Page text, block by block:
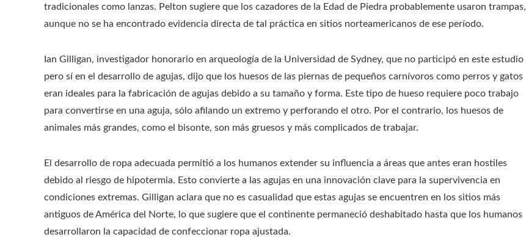
tradicionales como lanzas. Pelton sugiere que los cazadores de la Edad de Piedra probablemente usaron trampas,
aunque no se ha encontrado evidencia directa de tal práctica en sitios norteamericanos de ese período.
Ian Gilligan, investigador honorario en arqueología de la Universidad de Sydney, que no participó en este estudio
pero sí en el desarrollo de agujas, dijo que los huesos de las piernas de pequeños carnívoros como perros y gatos
eran ideales para la fabricación de agujas debido a su tamaño y forma. Este tipo de hueso requiere poco trabajo
para convertirse en una aguja, sólo afilando un extremo y perforando el otro. Por el contrario, los huesos de
animales más grandes, como el bisonte, son más gruesos y más complicados de trabajar.
El desarrollo de ropa adecuada permitió a los humanos extender su influencia a áreas que antes eran hostiles
debido al riesgo de hipotermia. Esto convierte a las agujas en una innovación clave para la supervivencia en
condiciones extremas. Gilligan aclara que no es casualidad que estas agujas se encuentren en los sitios más
antiguos de América del Norte, lo que sugiere que el continente permaneció deshabitado hasta que los humanos
desarrollaron la capacidad de confeccionar ropa ajustada.